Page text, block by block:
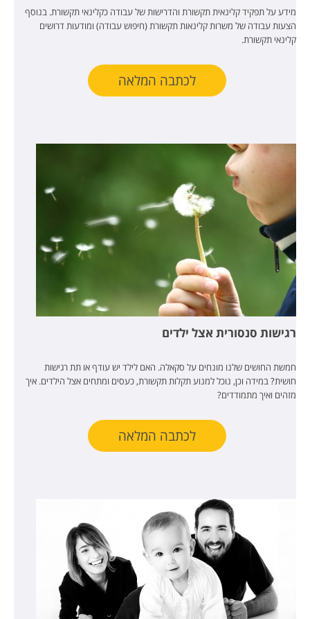
מידע על תפקיד קלינאית תקשורת והדרישות של עבודה כקלינאי תקשורת. בנוסף
הצעות עבודה של משרות קלינאות תקשורת (חיפוש עבודה) ומודעות דרושים
קלינאי תקשורת.
לכתבה המלאה
רגישות סנסורית אצל ילדים
חמשת החושים שלנו מונחים על סקאלה. האם לילד יש עודף או תת רגישות
חושית? במידה וכן, נוכל למנוע תקלות תקשורת, כעסים ומתחים אצל הילדים. איך
מזהים ואיך מתמודדים?
לכתבה המלאה